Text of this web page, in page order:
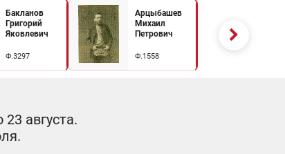
Бакланов
Григорий
Яковлевич
Ф.3297
Арцыбашев
Михаил
Петрович
Ф.1558
августа.